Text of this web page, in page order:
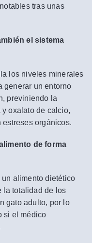
tras unas
el sistema
los niveles minerales
generar un entorno
previniendo la
oxalato de calcio,
estreses orgánicos.
de forma
un alimento dietético
la totalidad de los
gato adulto, por lo
si el médico